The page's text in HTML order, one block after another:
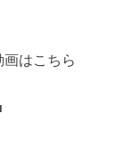
はこちら